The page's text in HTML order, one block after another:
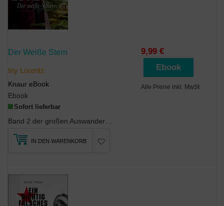
Der Weiße Stern
Iny Lorentz
Knaur eBook
Ebook
Sofort lieferbar
9,99 €
Ebook
Alle Preise inkl. MwSt
IN DEN WARENKORB